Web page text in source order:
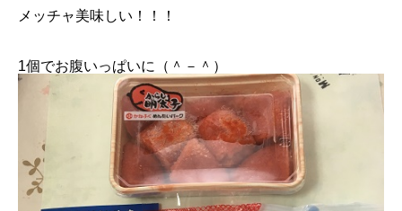
メッチャ美味しい！！！
1個でお腹いっぱいに（＾－＾）